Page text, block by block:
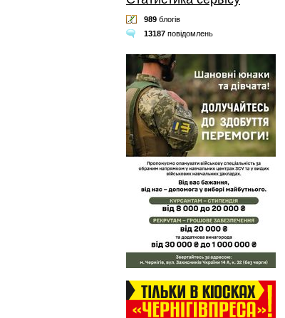
989 блогів
13187 повідомлень